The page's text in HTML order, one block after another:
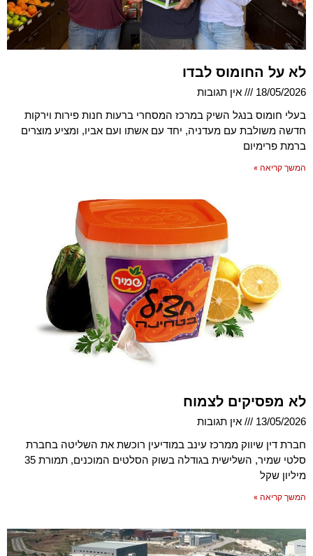
לא על החומוס לבדו
18/05/2026
אין תגובות
בעלי חומוס בנגל השיק במרכז המסחרי ברעות חנות פירות וירקות
חדשה משולבת עם מעדניה, יחד עם אשתו ועם אביו, ומציע מוצרים
ברמת פרימיום
המשך קריאה »
לא מפסיקים לצמוח
13/05/2026
אין תגובות
חברת דין שיווק ממרכז עינב במודיעין רוכשת את השליטה בחברת
סלטי שמיר, השלישית בגודלה בשוק הסלטים המוכנים, תמורת 35
מיליון שקל
המשך קריאה »